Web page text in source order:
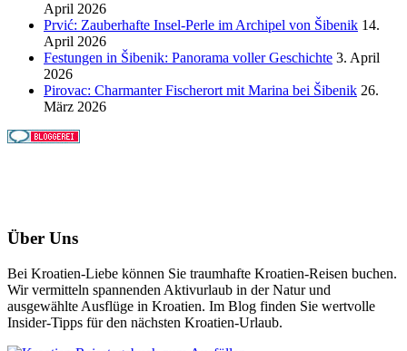
April 2026
Prvić: Zauberhafte Insel-Perle im Archipel von Šibenik 14.
April 2026
Festungen in Šibenik: Panorama voller Geschichte 3. April
2026
Pirovac: Charmanter Fischerort mit Marina bei Šibenik 26.
März 2026
Über Uns
Bei Kroatien-Liebe können Sie traumhafte Kroatien-Reisen buchen.
Wir vermitteln spannenden Aktivurlaub in der Natur und
ausgewählte Ausflüge in Kroatien. Im Blog finden Sie wertvolle
Insider-Tipps für den nächsten Kroatien-Urlaub.